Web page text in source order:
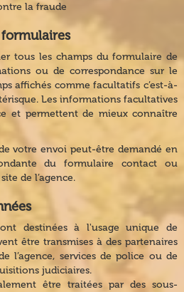
la fraude
tous les champs du formulaire de
ou de correspondance sur le
affichés comme facultatifs c’est-à-
Les informations facultatives
et permettent de mieux connaître
votre envoi peut-être demandé en
du formulaire contact ou
de l’agence.
destinées à l'usage unique de
être transmises à des partenaires
l’agence, services de police ou de
judiciaires.
être traitées par des sous-